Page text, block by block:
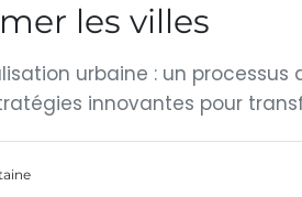
les villes
urbaine : un
innovantes pour